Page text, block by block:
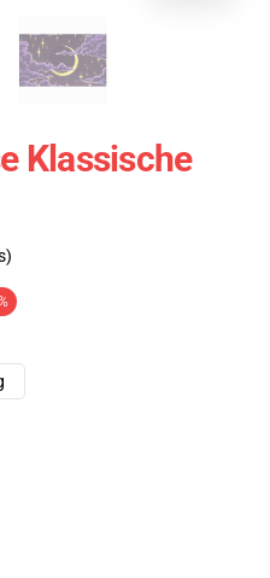
Klassische